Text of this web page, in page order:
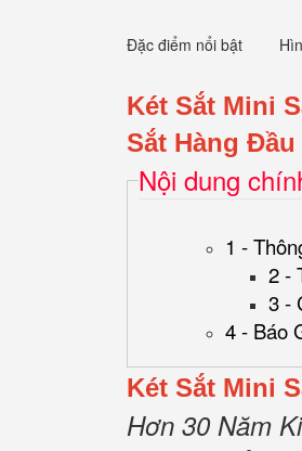
Đặc điểm nổi bật
Két Sắt Mini
Sắt Hàng
Nội dung
1 -
2 -
3 -
4 - Báo
Két Sắt Mini
Hơn 30 Năm